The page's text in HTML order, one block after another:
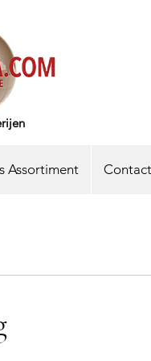
Assortiment Contact